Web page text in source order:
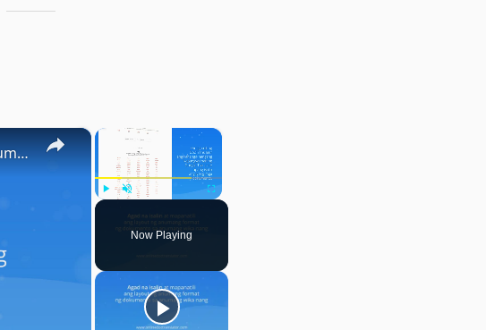
×
Fullscreen
Now Playing
×
Doc Translator: Paano ko magagamit ang tagasalin ng dokumento?